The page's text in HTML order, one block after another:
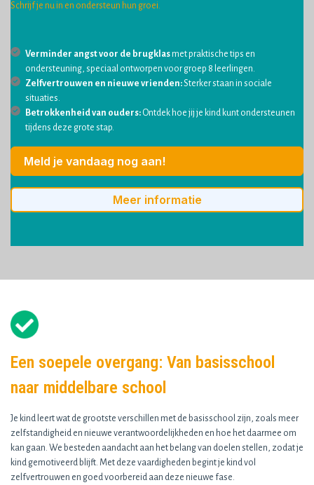
Schrijf je nu in en ondersteun hun groei.
Verminder angst voor de brugklasmet praktische tips en
ondersteuning, speciaal ontworpen voor groep 8 leerlingen.
Zelfvertrouwen en nieuwe vrienden:Sterker staan in sociale
situaties.
Betrokkenheid van ouders: Ontdek hoe jij je kind kunt ondersteunen
tijdens deze grote stap.
Meld je vandaag nog aan!
Meer informatie
Een soepele overgang: Van basisschool
naar middelbare school
Je kind leert wat de grootste verschillen met de basisschool zijn, zoals meer
zelfstandigheid en nieuwe verantwoordelijkheden en hoe het daarmee om
kan gaan. We besteden aandacht aan het belang van doelen stellen, zodat je
kind gemotiveerd blijft. Met deze vaardigheden begint je kind vol
zelfvertrouwen en goed voorbereid aan deze nieuwe fase.